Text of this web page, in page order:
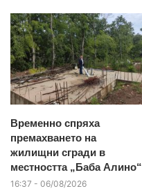
Временно спряха
премахването на
жилищни сгради в
местността „Баба Алино“
16:37 - 06/08/2026